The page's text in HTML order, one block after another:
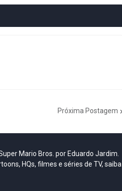
Próxima Postagem
Mario Bros. por Eduardo Jardim.
HQs, filmes e séries de TV, saiba